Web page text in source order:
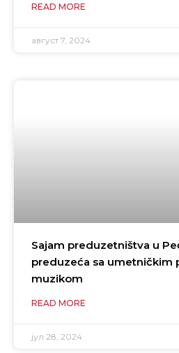
READ MORE
август 7, 2024
Sajam preduzetništva u
preduzeća sa umetničkim
muzikom
READ MORE
јул 28, 2024